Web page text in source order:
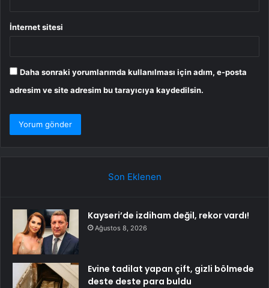
İnternet sitesi
Daha sonraki yorumlarımda kullanılması için adım, e-posta
adresim ve site adresim bu tarayıcıya kaydedilsin.
Son Eklenen
Kayseri’de izdiham değil, rekor vardı!
Ağustos 8, 2026
Evine tadilat yapan çift, gizli bölmede
deste deste para buldu